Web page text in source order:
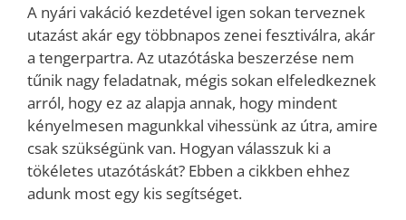
A nyári vakáció kezdetével igen sokan terveznek
utazást akár egy többnapos zenei fesztiválra, akár
a tengerpartra. Az utazótáska beszerzése nem
tűnik nagy feladatnak, mégis sokan elfeledkeznek
arról, hogy ez az alapja annak, hogy mindent
kényelmesen magunkkal vihessünk az útra, amire
csak szükségünk van. Hogyan válasszuk ki a
tökéletes utazótáskát? Ebben a cikkben ehhez
adunk most egy kis segítséget.